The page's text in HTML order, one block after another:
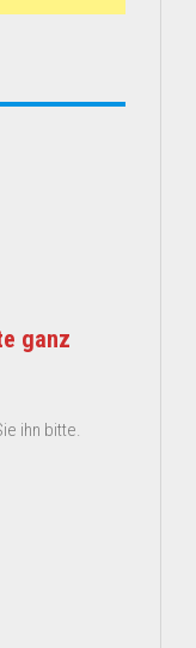
ganz
ihn bitte.